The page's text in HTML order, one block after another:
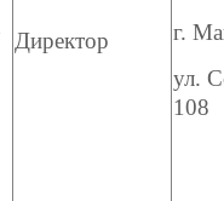
Директор
г.
ул.
108